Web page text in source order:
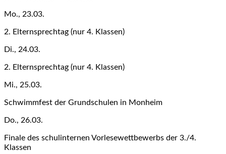
Mo., 23.03.
2. Elternsprechtag (nur 4. Klassen)
Di., 24.03.
2. Elternsprechtag (nur 4. Klassen)
Mi., 25.03.
Schwimmfest der Grundschulen in Monheim
Do., 26.03.
Finale des schulinternen Vorlesewettbewerbs der 3./4.
Klassen